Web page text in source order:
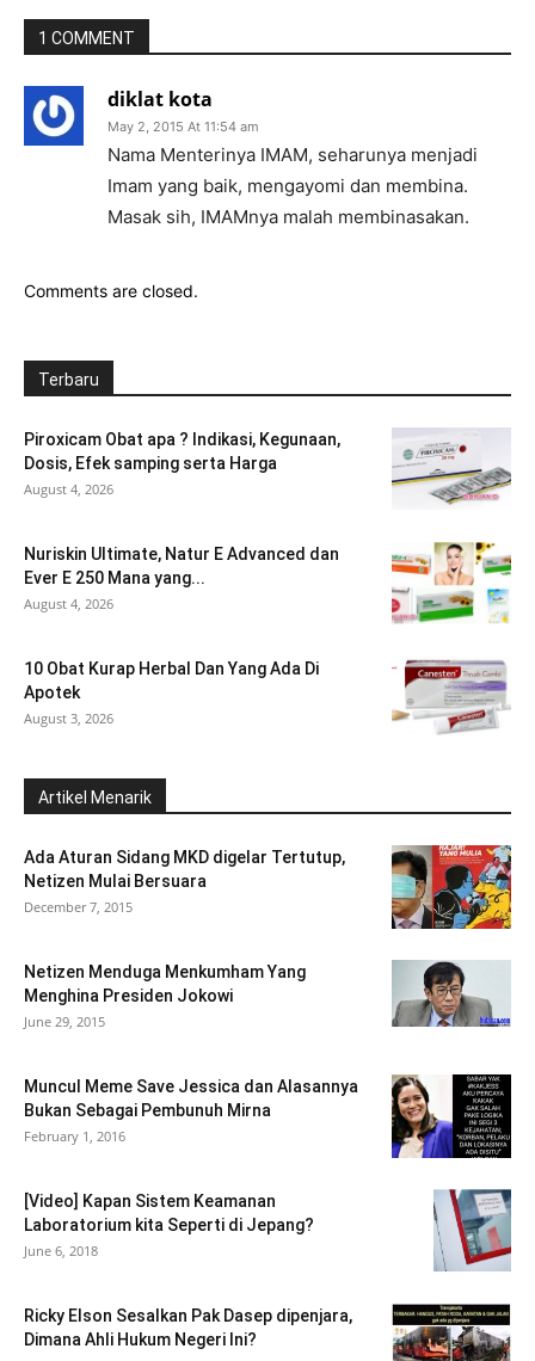
1 COMMENT
diklat kota
May 2, 2015 At 11:54 am
Nama Menterinya IMAM, seharunya menjadi
Imam yang baik, mengayomi dan membina.
Masak sih, IMAMnya malah membinasakan.
Comments are closed.
Terbaru
Piroxicam Obat apa ? Indikasi, Kegunaan,
Dosis, Efek samping serta Harga
August 4, 2026
Nuriskin Ultimate, Natur E Advanced dan
Ever E 250 Mana yang...
August 4, 2026
10 Obat Kurap Herbal Dan Yang Ada Di
Apotek
August 3, 2026
Artikel Menarik
Ada Aturan Sidang MKD digelar Tertutup,
Netizen Mulai Bersuara
December 7, 2015
Netizen Menduga Menkumham Yang
Menghina Presiden Jokowi
June 29, 2015
Muncul Meme Save Jessica dan Alasannya
Bukan Sebagai Pembunuh Mirna
February 1, 2016
[Video] Kapan Sistem Keamanan
Laboratorium kita Seperti di Jepang?
June 6, 2018
Ricky Elson Sesalkan Pak Dasep dipenjara,
Dimana Ahli Hukum Negeri Ini?